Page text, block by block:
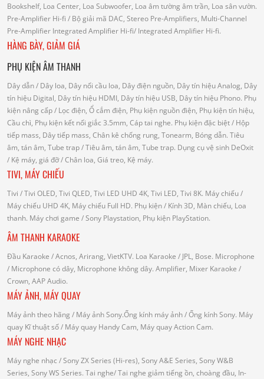
Bookshelf, Loa Center, Loa Subwoofer, Loa âm tường âm trần, Loa sân vườn.
Pre-Amplifier Hi-fi / Bộ giải mã DAC, Stereo Pre-Amplifiers, Multi-Channel
Pre-Amplifier Integrated Amplifier Hi-fi/ Integrated Amplifier Hi-fi.
HÀNG BÀY, GIẢM GIÁ
PHỤ KIỆN ÂM THANH
Dây dẫn/ Dây loa, Dây nối cầu loa, Dây điện nguồn, Dây tín hiệu Analog, Dây
tín hiệu Digital, Dây tín hiệu HDMI, Dây tín hiệu USB, Dây tín hiệu Phono. Phụ
kiện nâng cấp/ Lọc điện, Ổ cắm điện, Phụ kiện nguồn điện, Phụ kiện tín hiệu,
Cầu chì, Phụ kiện kết nối giắc 3.5mm, Cáp tai nghe. Phụ kiện đặc biệt/ Hộp
tiếp mass, Dây tiếp mass, Chân kê chống rung, Tonearm, Bóng dẫn. Tiêu
âm, tán âm, Tube trap/ Tiêu âm, tán âm, Tube trap. Dụng cụ vệ sinh DeOxit
/ Kệ máy, giá đỡ/ Chân loa, Giá treo, Kệ máy.
TIVI, MÁY CHIẾU
Tivi / Tivi OLED, Tivi QLED, Tivi LED UHD 4K, Tivi LED, Tivi 8K. Máy chiếu/
Máy chiếu UHD 4K, Máy chiếu Full HD. Phụ kiện/ Kính 3D, Màn chiếu, Loa
thanh. Máy chơi game / Sony Playstation, Phụ kiện PlayStation.
ÂM THANH KARAOKE
Đầu Karaoke / Acnos, Arirang, VietKTV. Loa Karaoke / JPL, Bose. Microphone
/ Microphone có dây, Microphone không dây. Amplifier, Mixer Karaoke /
Crown, AAP Audio.
MÁY ẢNH, MÁY QUAY
Máy ảnh theo hãng / Máy ảnh Sony.Ống kính máy ảnh / Ống kính Sony. Máy
quay Kĩ thuật số/ Máy quay Handy Cam, Máy quay Action Cam.
MÁY NGHE NHẠC
Máy nghe nhạc / Sony ZX Series (Hi-res), Sony A&E Series, Sony W&B
Series, Sony WS Series. Tai nghe/ Tai nghe giảm tiếng ồn, choàng đầu, In-